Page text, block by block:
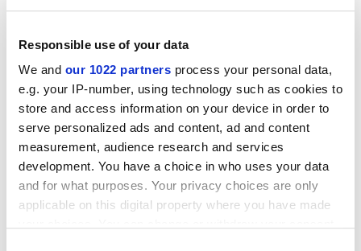
Responsible use of your data
We and our 1022 partners process your personal data,
e.g. your IP-number, using technology such as cookies to
store and access information on your device in order to
serve personalized ads and content, ad and content
measurement, audience research and services
development. You have a choice in who uses your data
and for what purposes. Your privacy choices are only
applicable on this digital property where you have made
4. ¿Cuántos azulejos o baldosas de cerámica debería pedir?
¿Cuáles son los adhesivos más adecuados para mis
pavimentos y revestimientos?
¿Cuáles son las masillas más adecuadas para mi proyecto?
¿Qué tamaño y color debería elegir para las juntas?
¿Qué esquemas de colocación y combinaciones de
materiales puedo hacer con los azulejos o baldosas Marca
Corona?
Aspectos técnicos tras la colocación: la limpieza de fin de
obra
Limpieza